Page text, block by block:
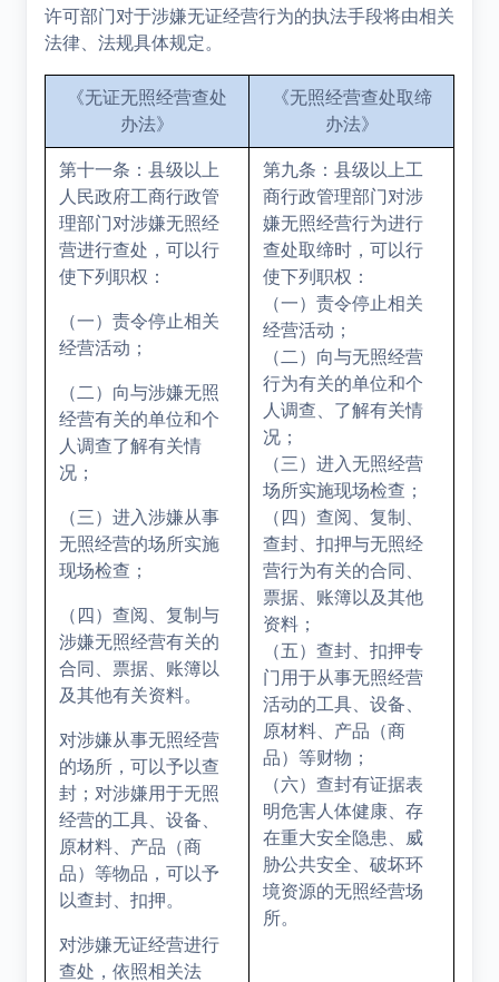
许可部门对于涉嫌无证经营行为的执法手段将由相关
法律、法规具体规定。
《无证无照经营查处
办法》
《无照经营查处取缔
办法》
第十一条：县级以上
人民政府工商行政管
理部门对涉嫌无照经
营进行查处，可以行
使下列职权：
（一）责令停止相关
经营活动；
（二）向与涉嫌无照
经营有关的单位和个
人调查了解有关情
况；
（三）进入涉嫌从事
无照经营的场所实施
现场检查；
（四）查阅、复制与
涉嫌无照经营有关的
合同、票据、账簿以
及其他有关资料。
对涉嫌从事无照经营
的场所，可以予以查
封；对涉嫌用于无照
经营的工具、设备、
原材料、产品（商
品）等物品，可以予
以查封、扣押。
对涉嫌无证经营进行
查处，依照相关法
第九条：县级以上工
商行政管理部门对涉
嫌无照经营行为进行
查处取缔时，可以行
使下列职权：
（一）责令停止相关
经营活动；
（二）向与无照经营
行为有关的单位和个
人调查、了解有关情
况；
（三）进入无照经营
场所实施现场检查；
（四）查阅、复制、
查封、扣押与无照经
营行为有关的合同、
票据、账簿以及其他
资料；
（五）查封、扣押专
门用于从事无照经营
活动的工具、设备、
原材料、产品（商
品）等财物；
（六）查封有证据表
明危害人体健康、存
在重大安全隐患、威
胁公共安全、破坏环
境资源的无照经营场
所。